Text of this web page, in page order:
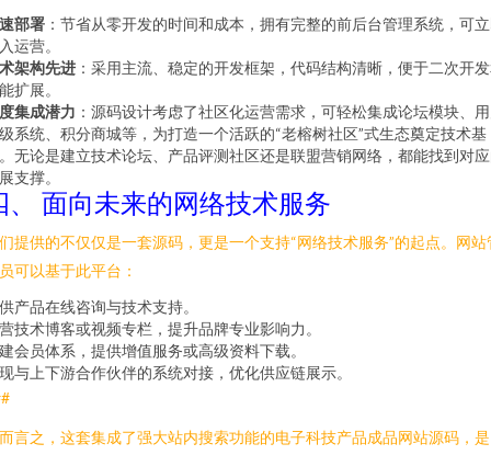
部署 ：节省从零开发的时间和成本，拥有完整的前后台管理系统，可
运营。
架构先进 ：采用主流、稳定的开发框架，代码结构清晰，便于二次开
扩展。
集成潜力 ：源码设计考虑了社区化运营需求，可轻松集成论坛模块、
系统、积分商城等，为打造一个活跃的“老榕树社区”式生态奠定技术基
无论是建立技术论坛、产品评测社区还是联盟营销网络，都能找到对
支撑。
、 面向未来的网络技术服务
提供的不仅仅是一套源码，更是一个支持“网络技术服务”的起点。网站
可以基于此平台：
产品在线咨询与技术支持。
技术博客或视频专栏，提升品牌专业影响力。
会员体系，提供增值服务或高级资料下载。
与上下游合作伙伴的系统对接，优化供应链展示。
言之，这套集成了强大站内搜索功能的电子科技产品成品网站源码，